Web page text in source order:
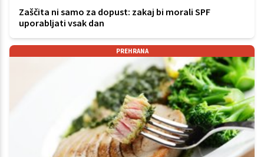
Zaščita ni samo za dopust: zakaj bi morali SPF
uporabljati vsak dan
PREHRANA